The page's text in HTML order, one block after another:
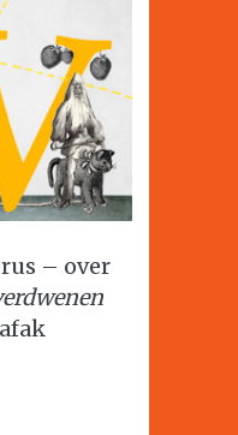
– over